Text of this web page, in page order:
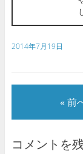
2014年7月19日
« 前
コメントを